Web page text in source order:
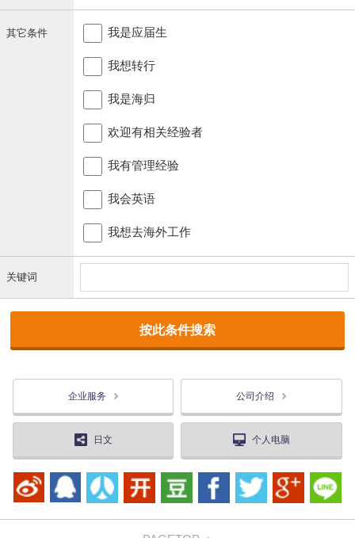
其它条件 我是应届生
我想转行
我是海归
欢迎有相关经验者
我有管理经验
我会英语
我想去海外工作
关键词
企业服务 公司介绍
日文 个人电脑